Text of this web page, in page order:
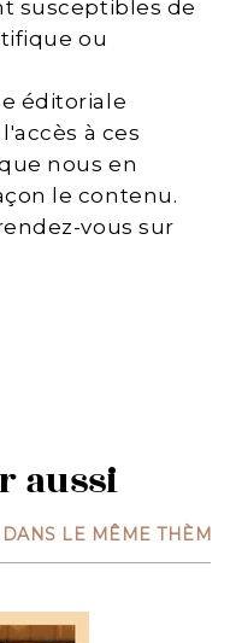
susceptibles de
ou
éditoriale
à ces
nous en
le contenu.
vous sur
aussi
DANS LE MÊME THÈME